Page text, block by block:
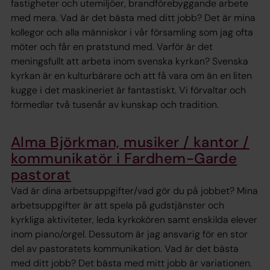
fastigheter och utemiljöer, brandförebyggande arbete
med mera. Vad är det bästa med ditt jobb? Det är mina
kollegor och alla människor i vår församling som jag ofta
möter och får en pratstund med. Varför är det
meningsfullt att arbeta inom svenska kyrkan? Svenska
kyrkan är en kulturbärare och att få vara om än en liten
kugge i det maskineriet är fantastiskt. Vi förvaltar och
förmedlar två tusenår av kunskap och tradition.
Alma Björkman, musiker / kantor /
kommunikatör i Fardhem-Garde
pastorat
Vad är dina arbetsuppgifter/vad gör du på jobbet? Mina
arbetsuppgifter är att spela på gudstjänster och
kyrkliga aktiviteter, leda kyrkokören samt enskilda elever
inom piano/orgel. Dessutom är jag ansvarig för en stor
del av pastoratets kommunikation. Vad är det bästa
med ditt jobb? Det bästa med mitt jobb är variationen.